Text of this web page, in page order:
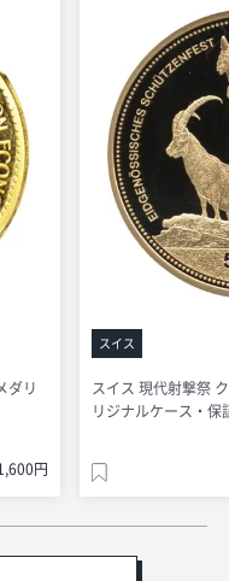
ダリ
円
スイス
スイス 現代射撃祭
リジナルケース・保